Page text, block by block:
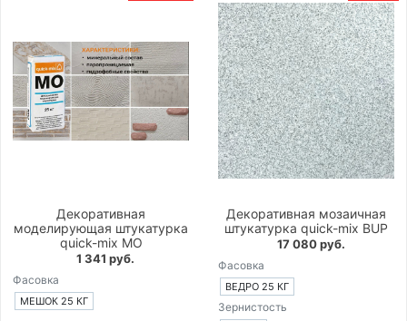
Декоративная
моделирующая штукатурка
quick-mix MO
1 341 руб.
Фасовка
МЕШОК 25 КГ
Декоративная мозаичная
штукатурка quick-mix BUP
17 080 руб.
Фасовка
ВЕДРО 25 КГ
Зернистость